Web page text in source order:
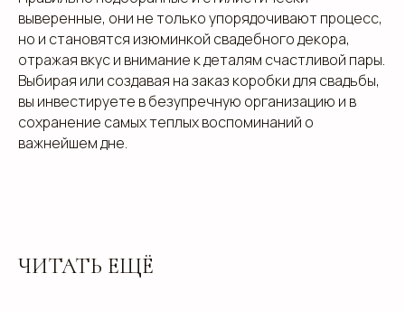
выверенные, они не только упорядочивают процесс,
но и становятся изюминкой свадебного декора,
отражая вкус и внимание к деталям счастливой пары.
Выбирая или создавая на заказ коробки для свадьбы,
вы инвестируете в безупречную организацию и в
сохранение самых теплых воспоминаний о
важнейшем дне.
ЧИТАТЬ ЕЩЁ
+7